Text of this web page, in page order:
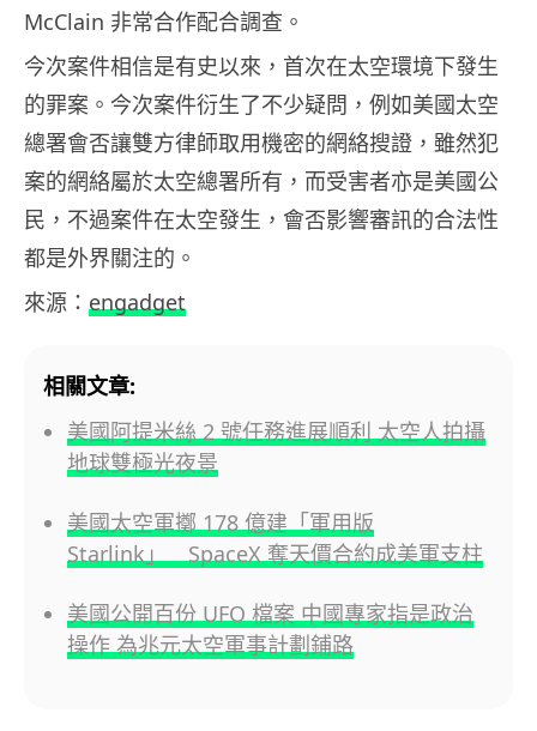
McClain 非常合作配合調查。
今次案件相信是有史以來，首次在太空環境下發生
的罪案。今次案件衍生了不少疑問，例如美國太空
總署會否讓雙方律師取用機密的網絡搜證，雖然犯
案的網絡屬於太空總署所有，而受害者亦是美國公
民，不過案件在太空發生，會否影響審訊的合法性
都是外界關注的。
來源： engadget
相關文章:
美國阿提米絲 2 號任務進展順利 太空人拍攝
地球雙極光夜景
美國太空軍擲 178 億建「軍用版
Starlink」 SpaceX 奪天價合約成美軍支柱
美國公開百份 UFO 檔案 中國專家指是政治
操作 為兆元太空軍事計劃鋪路